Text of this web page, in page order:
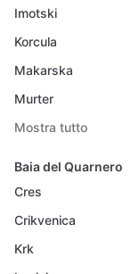
Imotski
Korcula
Makarska
Murter
Mostra tutto
Baia del Quarnero
Cres
Crikvenica
Krk